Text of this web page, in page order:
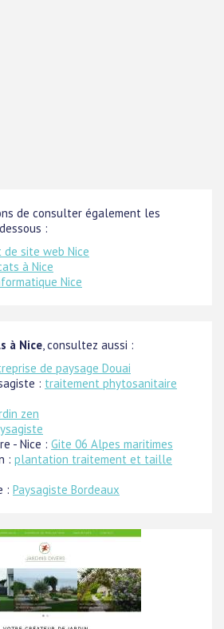
de consulter également les
:
de site web Nice
à Nice
Nice
à Nice, consultez aussi :
de paysage Douai
: traitement phytosanitaire
zen
- Nice : Gite 06 Alpes maritimes
: plantation traitement et taille
: Paysagiste Bordeaux